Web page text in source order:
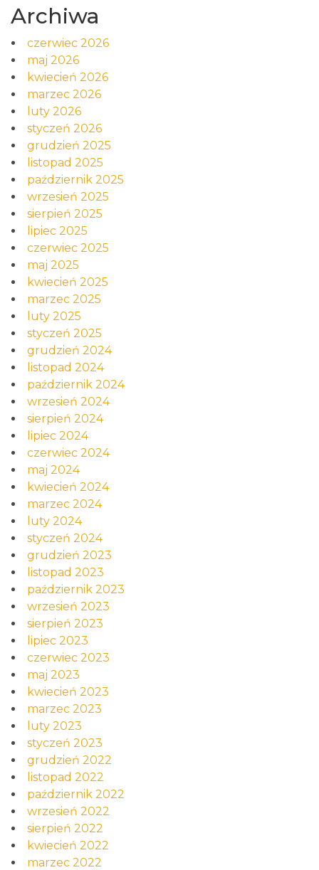
Archiwa
czerwiec 2026
maj 2026
kwiecień 2026
marzec 2026
luty 2026
styczeń 2026
grudzień 2025
listopad 2025
październik 2025
wrzesień 2025
sierpień 2025
lipiec 2025
czerwiec 2025
maj 2025
kwiecień 2025
marzec 2025
luty 2025
styczeń 2025
grudzień 2024
listopad 2024
październik 2024
wrzesień 2024
sierpień 2024
lipiec 2024
czerwiec 2024
maj 2024
kwiecień 2024
marzec 2024
luty 2024
styczeń 2024
grudzień 2023
listopad 2023
październik 2023
wrzesień 2023
sierpień 2023
lipiec 2023
czerwiec 2023
maj 2023
kwiecień 2023
marzec 2023
luty 2023
styczeń 2023
grudzień 2022
listopad 2022
październik 2022
wrzesień 2022
sierpień 2022
kwiecień 2022
marzec 2022